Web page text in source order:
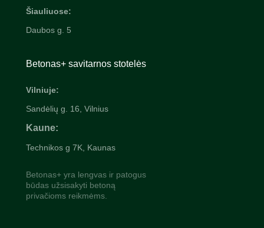
Betonas+ yra lengvas ir patogus
būdas užsisakyti betoną
privačioms reikmėms.
Šiauliuose:
Daubos g. 5
Betonas+ savitarnos stotelės
Vilniuje:
Sandėlių g. 16, Vilnius
Kaune:
Technikos g 7K, Kaunas